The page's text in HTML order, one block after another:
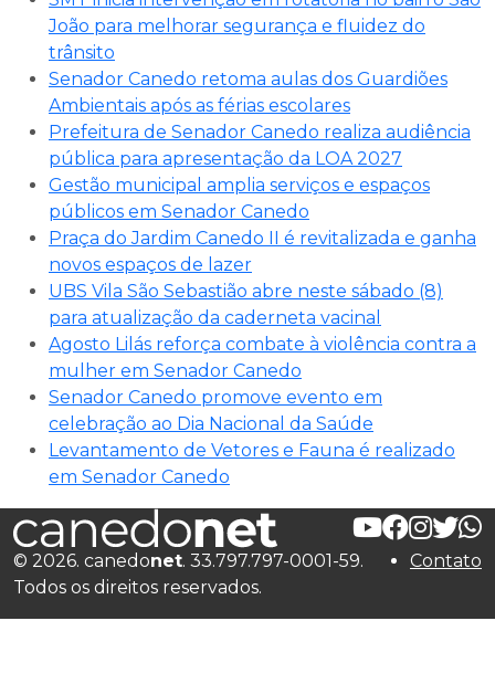
João para melhorar segurança e fluidez do
trânsito
Senador Canedo retoma aulas dos Guardiões
Ambientais após as férias escolares
Prefeitura de Senador Canedo realiza audiência
pública para apresentação da LOA 2027
Gestão municipal amplia serviços e espaços
públicos em Senador Canedo
Praça do Jardim Canedo II é revitalizada e ganha
novos espaços de lazer
UBS Vila São Sebastião abre neste sábado (8)
para atualização da caderneta vacinal
Agosto Lilás reforça combate à violência contra a
mulher em Senador Canedo
Senador Canedo promove evento em
celebração ao Dia Nacional da Saúde
Levantamento de Vetores e Fauna é realizado
em Senador Canedo
© 2026. canedonet. 33.797.797-0001-59.
Todos os direitos reservados.
Contato